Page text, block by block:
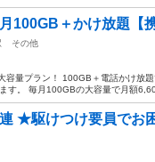
100GB＋かけ放題【
その他
容量プラン！ 100GB＋電話かけ放
す。 毎月100GBの大容量で月額
★駆けつけ要員でお